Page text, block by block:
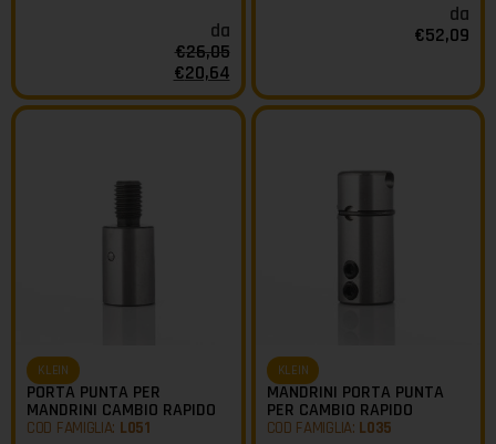
da
€26,05
€20,64
da
€52,09
KLEIN
PORTA PUNTA PER
MANDRINI CAMBIO RAPIDO
COD FAMIGLIA: L051
KLEIN
MANDRINI PORTA PUNTA
PER CAMBIO RAPIDO
COD FAMIGLIA: L035